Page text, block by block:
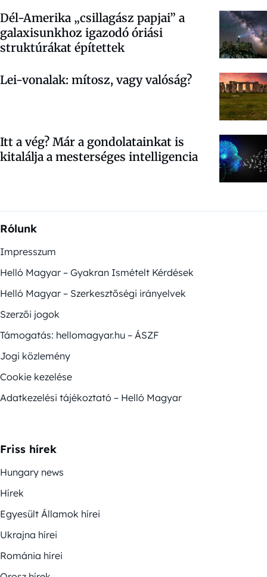
Dél-Amerika „csillagász papjai” a
galaxisunkhoz igazodó óriási
struktúrákat építettek
Lei-vonalak: mítosz, vagy valóság?
Itt a vég? Már a gondolatainkat is
kitalálja a mesterséges intelligencia
Rólunk
Impresszum
Helló Magyar – Gyakran Ismételt Kérdések
Helló Magyar – Szerkesztőségi irányelvek
Szerzői jogok
Támogatás: hellomagyar.hu – ÁSZF
Jogi közlemény
Cookie kezelése
Adatkezelési tájékoztató – Helló Magyar
Friss hírek
Hungary news
Hírek
Egyesült Államok hírei
Ukrajna hírei
Románia hírei